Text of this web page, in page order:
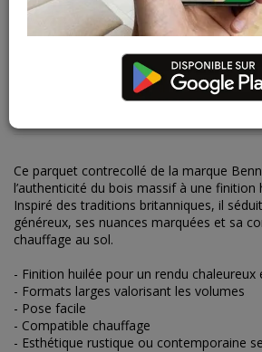
CARACTÉRISTIQUES
Ce parquet contrecollé de la marque
l’authenticité du bois massif à une finition
Inspiré des traditions britanniques, il
généreux, ses nuances marquées et sa
chauffage au sol.
- Finition huilée pour un rendu chaleureux
- Formats larges valorisant les volumes
- Pose facile
- Compatible chauffage
- Esthétique rustique ou contemporaine